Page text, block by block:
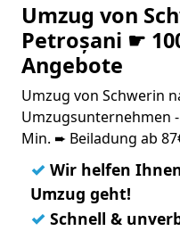
Umzug von
Petroșani ☛
Angebote
Umzug von Schwerin
Umzugsunternehmen
Min. ➨ Beiladung ab
✓ Wir helfen
Umzug geht!
✓ Schnell &